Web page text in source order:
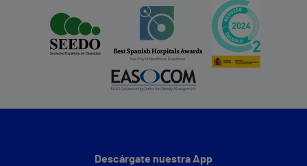
Descárgate nuestra App